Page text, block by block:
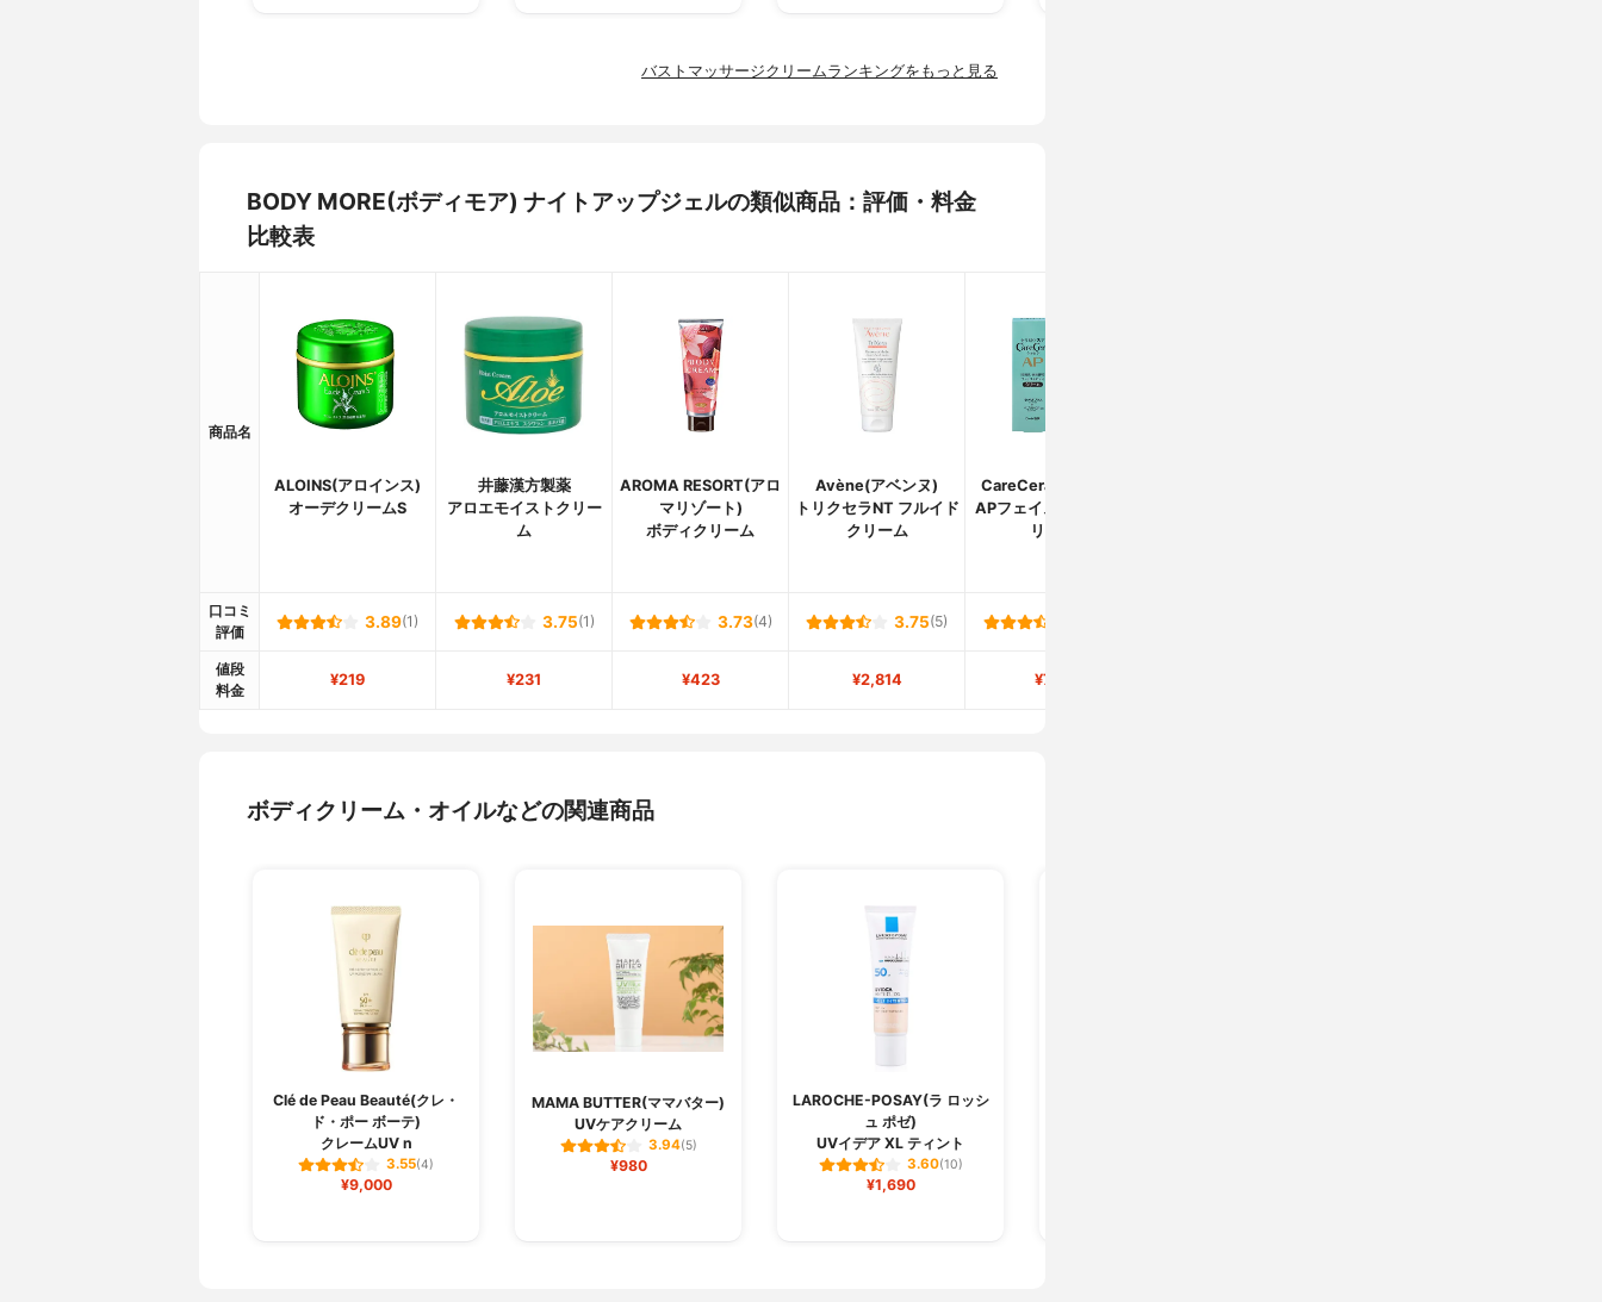
バストマッサージクリームランキングをもっと見る
BODY MORE(ボディモア) ナイトアップジェルの類似商品：評価・料金
比較表
商品名
ALOINS(アロインス)
オーデクリームS
井藤漢方製薬
アロエモイストクリー
ム
AROMA RESORT(アロ
マリゾート)
ボディクリーム
Avène(アベンヌ)
トリクセラNT フルイド
クリーム
CareCera(ケアセラ)
APフェイス&ボディク
リーム
口コミ
評価
3.89(1) 3.75(1) 3.73(4) 3.75(5)
値段
料金
¥219 ¥231 ¥423 ¥2,814 ¥780
ボディクリーム・オイルなどの関連商品
Clé de Peau Beauté(クレ・
ド・ポー ボーテ)
クレームUV n
3.55(4)
¥9,000
MAMA BUTTER(ママバター)
UVケアクリーム
3.94(5)
¥980
LAROCHE-POSAY(ラ ロッシ
ュ ポゼ)
UVイデア XL ティント
3.60(10)
¥1,690